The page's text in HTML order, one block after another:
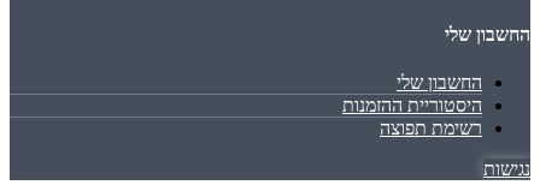
החשבון שלי
החשבון שלי
היסטוריית ההזמנות
רשימת תפוצה
נגישות